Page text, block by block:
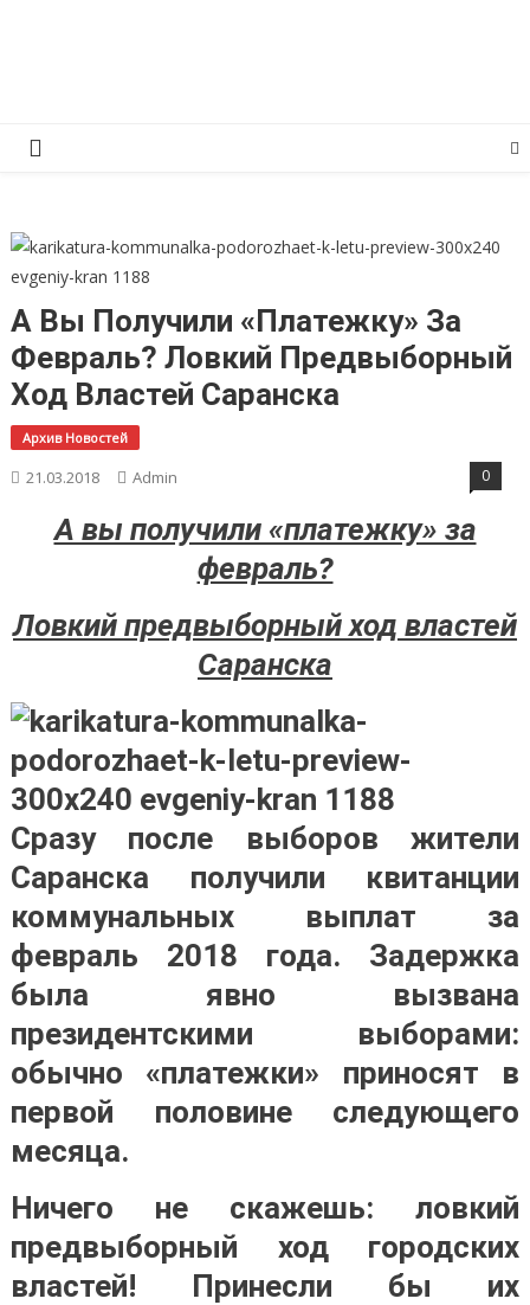
А Вы Получили «платежку» За
Февраль? Ловкий Предвыборный
Ход Властей Саранска
Архив Новостей
21.03.2018 Admin 0
А вы получили «платежку» за
февраль?
Ловкий предвыборный ход властей
Саранска
Сразу после выборов жители
Саранска получили квитанции
коммунальных выплат за
февраль 2018 года. Задержка
была явно вызвана
президентскими выборами:
обычно «платежки» приносят в
первой половине следующего
месяца.
Ничего не скажешь: ловкий
предвыборный ход городских
властей! Принесли бы их